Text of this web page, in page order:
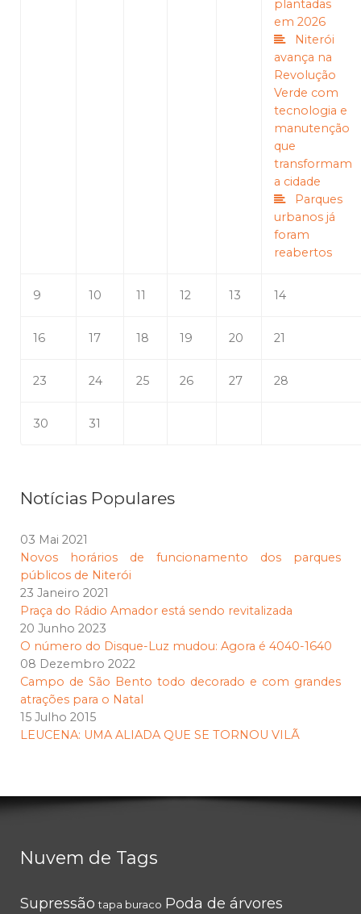
plantadas
em 2026
Niterói
avança na
Revolução
Verde com
tecnologia e
manutenção
que
transformam
a cidade
Parques
urbanos já
foram
reabertos
9 10 11 12 13 14
16 17 18 19 20 21
23 24 25 26 27 28
30 31
Notícias Populares
03 Mai 2021
Novos horários de funcionamento dos parques
públicos de Niterói
23 Janeiro 2021
Praça do Rádio Amador está sendo revitalizada
20 Junho 2023
O número do Disque-Luz mudou: Agora é 4040-1640
08 Dezembro 2022
Campo de São Bento todo decorado e com grandes
atrações para o Natal
15 Julho 2015
LEUCENA: UMA ALIADA QUE SE TORNOU VILÃ
Nuvem de Tags
Supressão tapa buraco Poda de árvores